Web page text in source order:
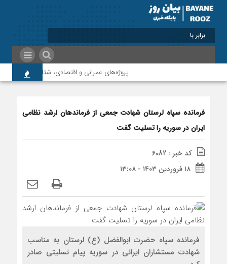
برابر با : Thursday - 6 August - 2026
پروژه‌های عمرانی و اقتصادی، شتاب‌دهنده توسعه
فرمانده سپاه لرستان شهادت جمعی از فرماندهان ارشد نظامی
ایران در سوریه را تسلیت گفت
کد خبر : 6082
۱۸ فروردین ۱۴۰۳ - ۱۳:۰۸
فرمانده سپاه حضرت ابوالفضل (ع) لرستان به مناسب
شهادت مستشاران ایرانی در سوریه پیام تسلیتی صادر